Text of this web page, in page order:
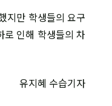
지만 학생들의 요구
인해 학생들의 차
유지혜 수습기자